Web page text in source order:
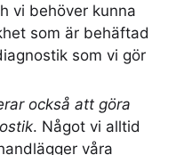
vi behöver kunna
som är behäftad
som vi gör
också att göra
. Något vi alltid
våra